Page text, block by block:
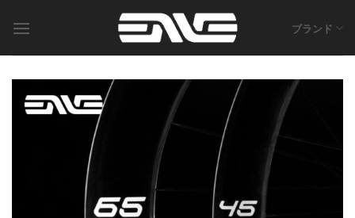
ブランド